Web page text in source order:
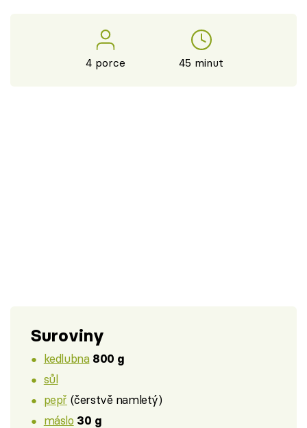
4 porce 45 minut
Suroviny
kedlubna 800 g
sůl
pepř (čerstvě namletý)
máslo 30 g